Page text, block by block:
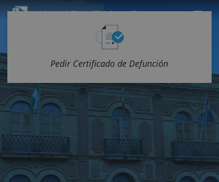
Pedir Certificado de Defunción